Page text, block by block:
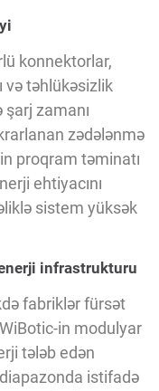
konnektorlar,
və təhlükəsizlik
şarj zamanı
zədələnmə
proqram təminatı
ehtiyacını
sistem yüksək
infrastrukturu
fabriklər fürsət
in modulyar
tələb edən
istifadə